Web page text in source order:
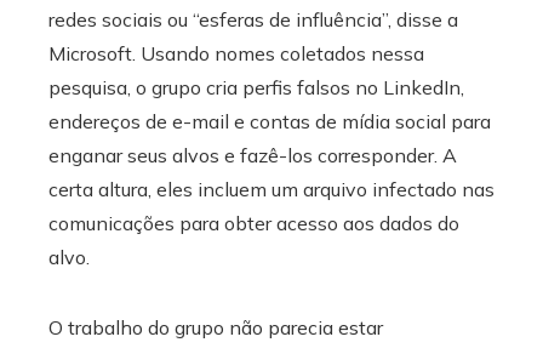
redes sociais ou “esferas de influência”, disse a
Microsoft. Usando nomes coletados nessa
pesquisa, o grupo cria perfis falsos no LinkedIn,
endereços de e-mail e contas de mídia social para
enganar seus alvos e fazê-los corresponder. A
certa altura, eles incluem um arquivo infectado nas
comunicações para obter acesso aos dados do
alvo.
O trabalho do grupo não parecia estar